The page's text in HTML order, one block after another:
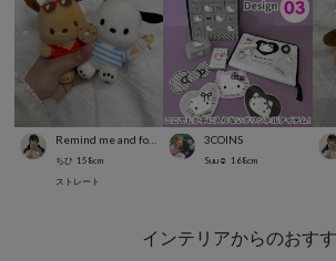
ちひ 158cm
ストレート
3COINS
Suu☺︎ 168cm
インテリアからのおす